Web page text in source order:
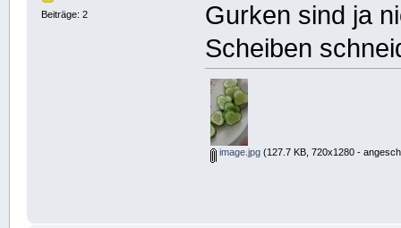
Beiträge: 2
Gurken sind ja
Scheiben
image.jpg(127.7 KB, 720x1280 -